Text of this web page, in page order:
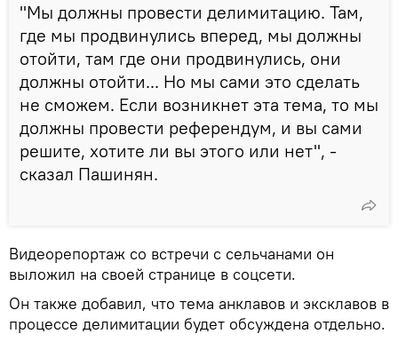
"Мы должны провести делимитацию. Там,
где мы продвинулись вперед, мы должны
отойти, там где они продвинулись, они
должны отойти... Но мы сами это сделать
не сможем. Если возникнет эта тема, то мы
должны провести референдум, и вы сами
решите, хотите ли вы этого или нет", -
сказал Пашинян.
Видеорепортаж со встречи с сельчанами он
выложил на своей странице в соцсети.
Он также добавил, что тема анклавов и эксклавов в
процессе делимитации будет обсуждена отдельно.